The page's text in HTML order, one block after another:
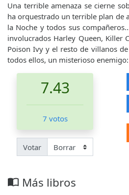
Una terrible amenaza se cierne
ha orquestrado un terrible plan de
la Noche y todos sus
involucrados Harley Queen, Killer
Poison Ivy y el resto de villanos
todos ellos, un misterioso
7.43
7 votos
Votar
import_contacts Más libros